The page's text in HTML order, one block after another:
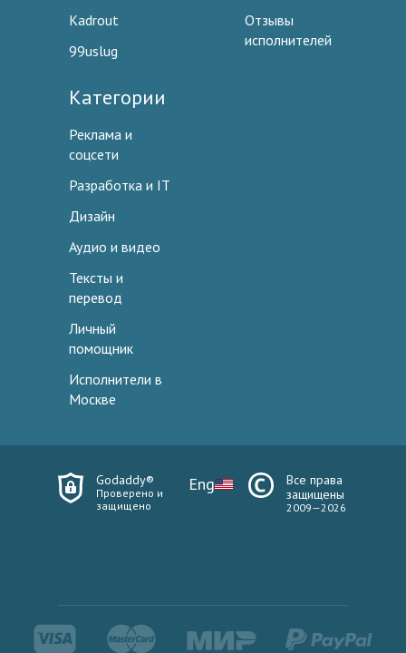
Kadrout
99uslug
Отзывы
исполнителей
Категории
Реклама и
соцсети
Разработка и IT
Дизайн
Аудио и видео
Тексты и
перевод
Личный
помощник
Исполнители в
Москве
Godaddy®
Проверено и
защищено
Eng
Все права
защищены
2009—2026